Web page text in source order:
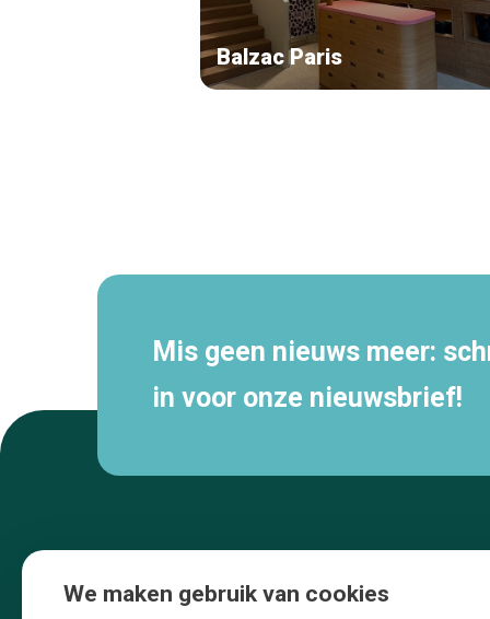
Balzac Paris
Mis geen nieuws meer:
in voor onze nieuwsbrief!
We maken gebruik van cookies